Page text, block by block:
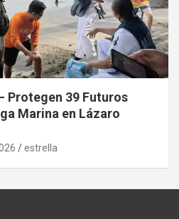
Protegen 39 Futuros
Marina en Lázaro
estrella